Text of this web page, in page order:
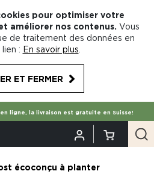
pour optimiser votre
améliorer nos contenus. Vous
de traitement des données en
: En savoir plus
ET FERMER
ligne, la livraison est gratuite en Suisse!
écoconçu à planter